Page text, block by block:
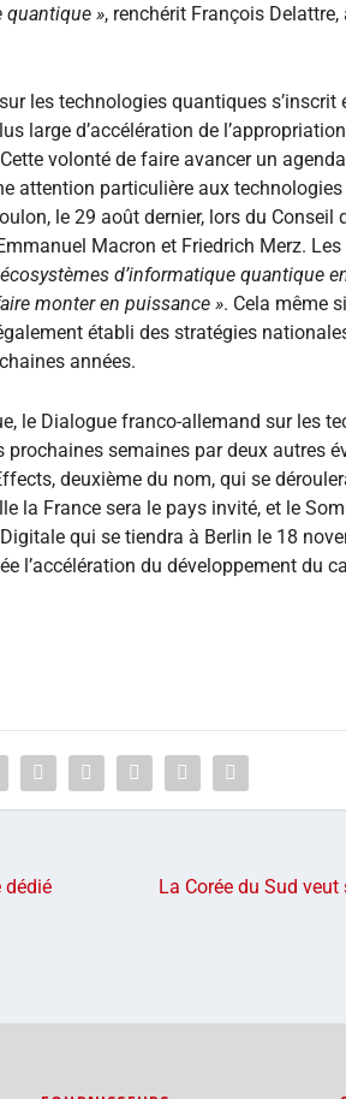
quantique », renchérit François
les technologies quantiques s’inscrit
large d’accélération de
volonté de faire avancer un
attention particulière aux
le 29 août dernier, lors du Conseil
Macron et Friedrich Merz.
d’informatique quantique
monter en puissance ». Cela même
établi des stratégies
années.
le Dialogue franco-allemand sur les
semaines par deux autres
deuxième du nom, qui se
la France sera le pays invité, et le
qui se tiendra à Berlin le 18
l’accélération du développement du
dédié
La Corée du Sud